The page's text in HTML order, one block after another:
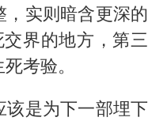
实则暗含更深的
界的地方，第三
考验。
是为下一部埋下